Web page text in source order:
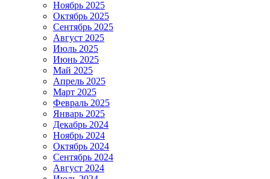
Ноябрь 2025
Октябрь 2025
Сентябрь 2025
Август 2025
Июль 2025
Июнь 2025
Май 2025
Апрель 2025
Март 2025
Февраль 2025
Январь 2025
Декабрь 2024
Ноябрь 2024
Октябрь 2024
Сентябрь 2024
Август 2024